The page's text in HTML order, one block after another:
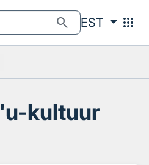
search EST apps
'u-kultuur